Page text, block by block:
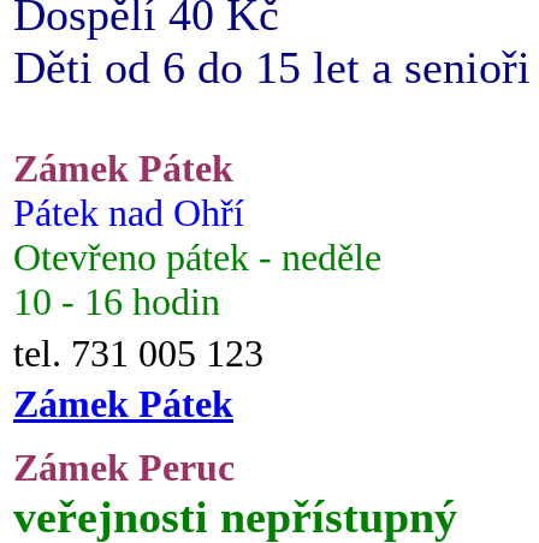
Dospělí 40 Kč
Děti od 6 do 15 let a
Zámek Pátek
Pátek nad Ohří
Otevřeno pátek - neděle
10 - 16 hodin
tel. 731 005 123
Zámek Pátek
Zámek Peruc
veřejnosti nepřístupný